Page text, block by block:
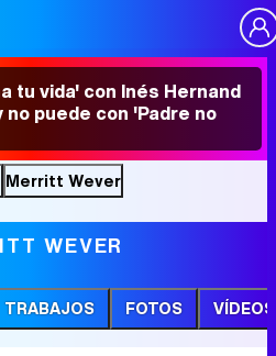
tu vida' con Inés Hernand
puede con 'Padre no
Merritt Wever
WEVER
TRABAJOS FOTOS VÍDEOS